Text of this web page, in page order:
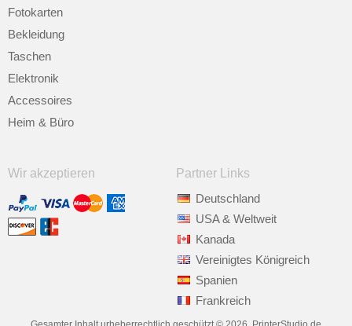
Fotokarten
Bekleidung
Taschen
Elektronik
Accessoires
Heim & Büro
Wir akzeptieren
Partner Links
Deutschland
USA & Weltweit
Kanada
Vereinigtes Königreich
Spanien
Frankreich